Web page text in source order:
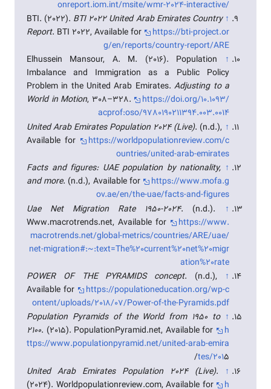
onreport.iom.int/msite/wmr-2024-interactive/
↑
BTI. (2022). BTI 2022 United Arab Emirates Country
Report. BTI 2022, Available for
https://bti-project.or
g/en/reports/country-report/ARE
↑
Elhussein Mansour, A. M. (2016). Population
Imbalance and Immigration as a Public Policy
Problem in the United Arab Emirates. Adjusting to a
World in Motion, 308–328.
https://doi.org/10.1093/
acprof:oso/9780190211394.003.0014
↑
United Arab Emirates Population 2024 (Live). (n.d.),
Available for
https://worldpopulationreview.com/c
ountries/united-arab-emirates
↑
Facts and figures: UAE population by nationality,
and more. (n.d.), Available for
https://www.mofa.g
ov.ae/en/the-uae/facts-and-figures
↑
Uae Net Migration Rate 1950-2024. (n.d.).
Www.macrotrends.net, Available for
https://www.
macrotrends.net/global-metrics/countries/ARE/uae/
net-migration#:~:text=The%20current%20net%20migr
ation%20rate
↑
POWER OF THE PYRAMIDS concept. (n.d.),
Available for
https://populationeducation.org/wp-c
ontent/uploads/2018/07/Power-of-the-Pyramids.pdf
↑
Population Pyramids of the World from 1950 to
2100. (2015). PopulationPyramid.net, Available for
h
ttps://www.populationpyramid.net/united-arab-emira
tes/2015/
↑
United Arab Emirates Population 2024 (Live).
(2024). Worldpopulationreview.com, Available for
h